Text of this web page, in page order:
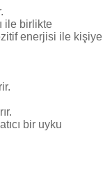
ile birlikte
enerjisi ile kişiye
bir uyku